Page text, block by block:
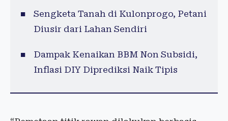
Sengketa Tanah di Kulonprogo, Petani
Diusir dari Lahan Sendiri
Dampak Kenaikan BBM Non Subsidi,
Inflasi DIY Diprediksi Naik Tipis